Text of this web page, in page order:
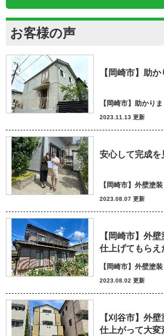
お客様の声
【岡崎市】助
【岡崎市】助かり
2023.11.13 更新
安心して完成を
【岡崎市】外壁塗
2023.08.07 更新
【岡崎市】外
仕上げてもらえ
【岡崎市】外壁塗
2023.08.02 更新
【刈谷市】外
仕上がって大変